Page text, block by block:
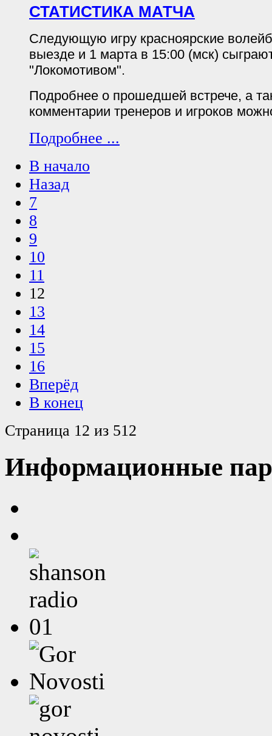
СТАТИСТИКА МАТЧА
Следующую игру красноярские
выезде и 1 марта в 15:00 (мск)
"Локомотивом".
Подробнее о прошедшей встрече, а
комментарии тренеров и игроков
Подробнее ...
В начало
Назад
7
8
9
10
11
12
13
14
15
16
Вперёд
В конец
Страница 12 из 512
Информационные